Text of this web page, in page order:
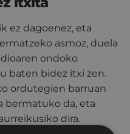
ez dagoenez, eta
asmoz, duela
ondoko
baten bidez itxi zen.
ordutegien barruan
bermatuko da, eta
dira.